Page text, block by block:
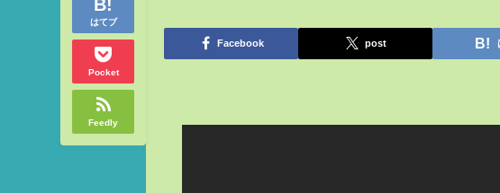
はてブ
Pocket
Feedly
Facebook post